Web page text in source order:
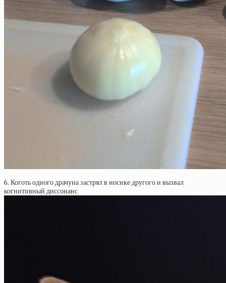
6. Коготь одного драчуна застрял в носике другого и вызвал
когнитивный диссонанс